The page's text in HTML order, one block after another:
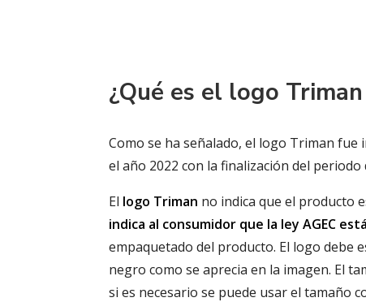
¿Qué es el logo
Como se ha señalado, el logo Triman
el año 2022 con la finalización del
El logo Triman no indica que el producto
indica al consumidor que la ley AGEC
empaquetado del producto. El logo debe
negro como se aprecia en la imagen. El
si es necesario se puede usar el tamaño